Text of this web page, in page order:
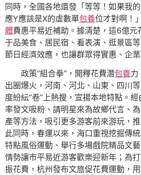
同時，全國各地還發「等等！如果我
應Y應該是X的虛數單包養位才對啊！
體費惠平易近補助。據清楚，這6億元
于品美食、居民宿、看表演、逛景區
節日經濟效應，也讓群眾得實惠、企業
政策“組合拳”，開釋花費潛包養力
出圈爆火，河南、河北、山東、四川
度紛紜“卷”上熱搜，宣揚本地特點。
率發文吸粉、請明星來為故鄉代言、
產等方法，吸引更多游客前來游玩，
此同時，春運以來，海口重視挖掘傳
特點風俗運動、舉行多場戲院精品文
情勢讓市平易近游客歡樂迎新年；為
振花費，杭州發布文旅促花費運動，